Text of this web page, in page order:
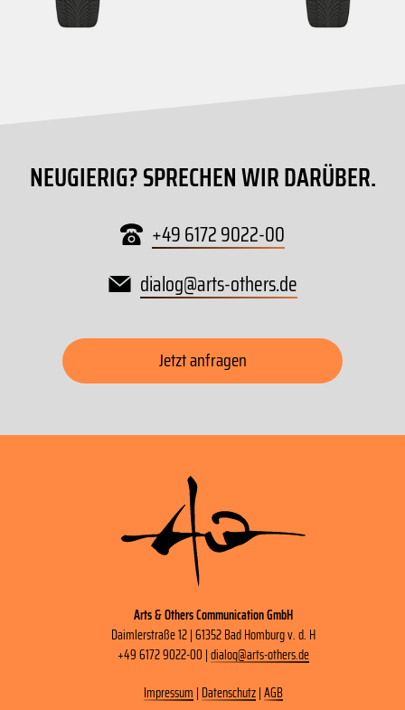
NEUGIERIG? SPRECHEN WIR DARÜBER.
+49 6172 9022-00
dialog@arts-others.de
Jetzt anfragen
Arts & Others Communication GmbH
Daimlerstraße 12 | 61352 Bad Homburg v. d. H
+49 6172 9022-00 |dialog@arts-others.de
Impressum | Datenschutz|AGB